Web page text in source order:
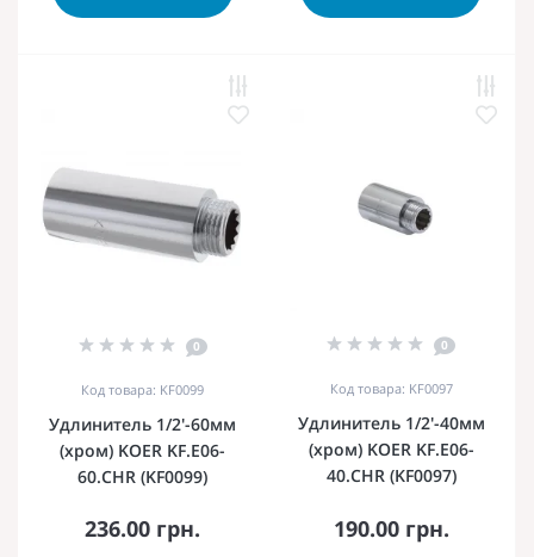
0
Код товара: KF0099
Удлинитель 1/2'-60мм
(хром) KOER KF.E06-
60.CHR (KF0099)
236.00 грн.
0
Код товара: KF0097
Удлинитель 1/2'-40мм
(хром) KOER KF.E06-
40.CHR (KF0097)
190.00 грн.